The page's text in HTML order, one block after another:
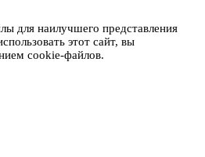
для наилучшего представления
этот сайт, вы
cookie-файлов.